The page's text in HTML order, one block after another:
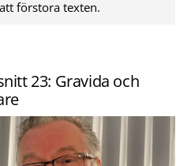
förstora texten.
23: Gravida och